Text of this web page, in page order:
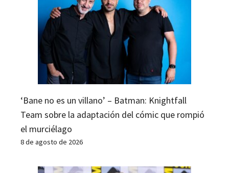
‘Bane no es un villano’ – Batman: Knightfall
Team sobre la adaptación del cómic que rompió
el murciélago
8 de agosto de 2026